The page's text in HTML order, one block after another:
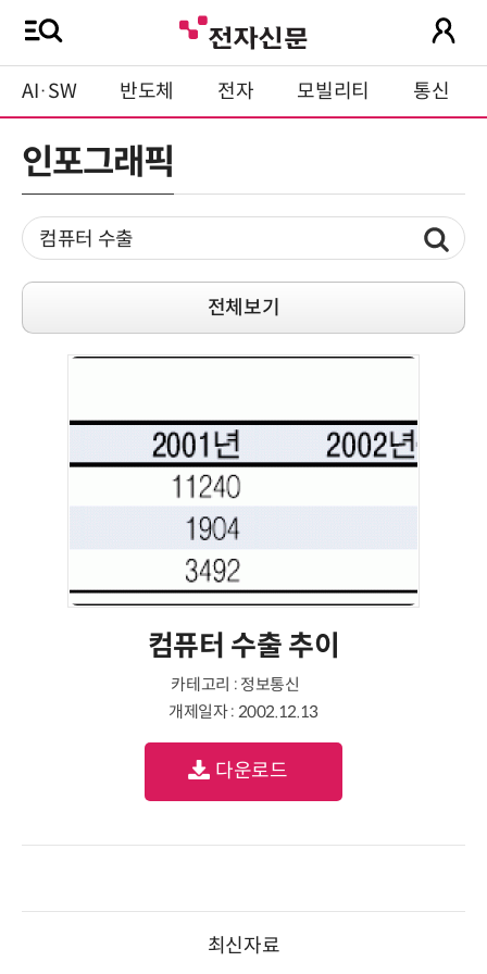
AI·SW 반도체 전자 모빌리티 통신
인포그래픽
전체보기
컴퓨터 수출 추이
카테고리 : 정보통신
개제일자 : 2002.12.13
다운로드
최신자료